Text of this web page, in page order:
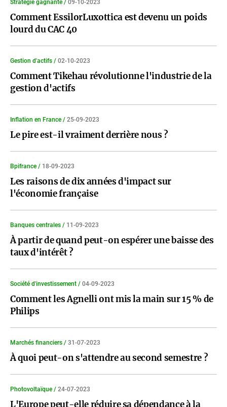
Stratégie gagnante / 09-10-2023
Comment EssilorLuxottica est devenu un poids
lourd du CAC 40
Gestion d'actifs / 02-10-2023
Comment Tikehau révolutionne l'industrie de la
gestion d'actifs
Inflation en France / 25-09-2023
Le pire est-il vraiment derrière nous ?
Bpifrance / 18-09-2023
Les raisons de dix années d'impact sur
l'économie française
Banques centrales / 11-09-2023
À partir de quand peut-on espérer une baisse des
taux d'intérêt ?
Société d'investissement / 04-09-2023
Comment les Agnelli ont mis la main sur 15 % de
Philips
Marchés financiers / 31-07-2023
À quoi peut-on s'attendre au second semestre ?
Photovoltaïque / 24-07-2023
L'Europe peut-elle réduire sa dépendance à la